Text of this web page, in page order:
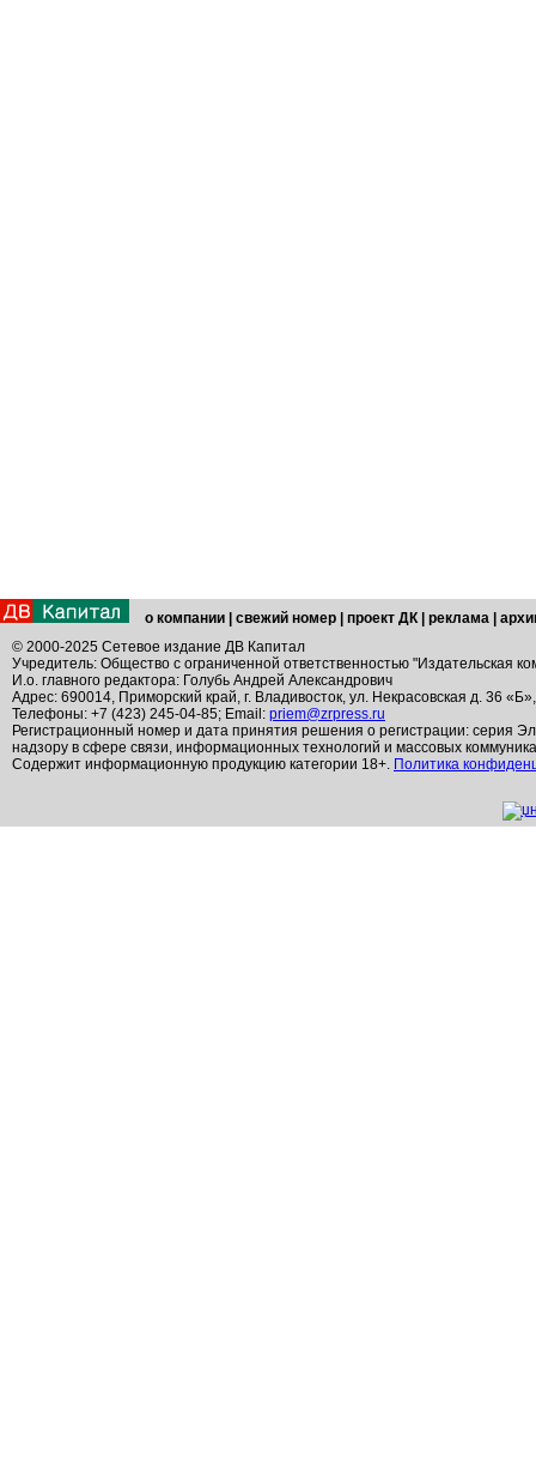
о компании свежий номер проект ДК реклама
© 2000-2025 Сетевое издание ДВ Капитал
Учредитель: Общество с ограниченной ответственностью "Издательская
И.о. главного редактора: Голубь Андрей Александрович
Адрес: 690014, Приморский край, г. Владивосток, ул. Некрасовская д. 36
Телефоны: +7 (423) 245-04-85; Email: priem@zrpress.ru
Регистрационный номер и дата принятия решения о регистрации: серия
надзору в сфере связи, информационных технологий и массовых
Содержит информационную продукцию категории 18+. Политика